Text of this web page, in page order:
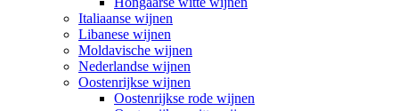
Italiaanse wijnen
Libanese wijnen
Moldavische wijnen
Nederlandse wijnen
Oostenrijkse wijnen
Oostenrijkse rode wijnen